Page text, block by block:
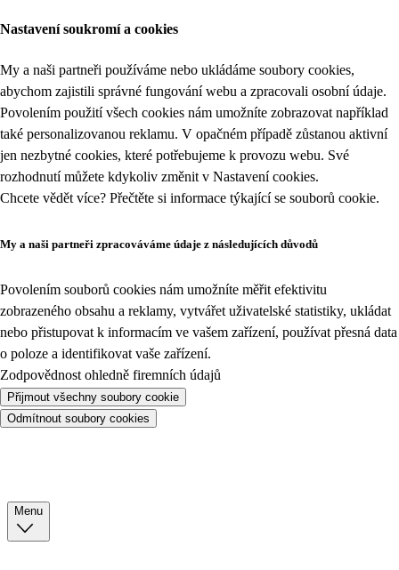
Nastavení soukromí a cookies
My a naši partneři používáme nebo ukládáme soubory cookies,
abychom zajistili správné fungování webu a zpracovali osobní údaje.
Povolením použití všech cookies nám umožníte zobrazovat například
také personalizovanou reklamu. V opačném případě zůstanou aktivní
jen nezbytné cookies, které potřebujeme k provozu webu. Své
rozhodnutí můžete kdykoliv změnit v Nastavení cookies.
Chcete vědět více? Přečtěte si informace týkající se souborů cookie.
My a naši partneři zpracováváme údaje z následujících důvodů
Povolením souborů cookies nám umožníte měřit efektivitu
zobrazeného obsahu a reklamy, vytvářet uživatelské statistiky, ukládat
nebo přistupovat k informacím ve vašem zařízení, používat přesná data
o poloze a identifikovat vaše zařízení.
Zodpovědnost ohledně firemních údajů
Přijmout všechny soubory cookie
Odmítnout soubory cookies
Menu